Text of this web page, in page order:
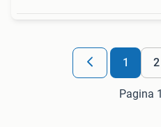
1 2
Pagina